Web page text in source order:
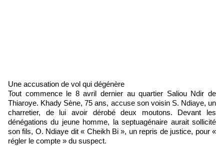
Une accusation de vol qui dégénère
Tout commence le 8 avril dernier au quartier Saliou Ndir de
Thiaroye. Khady Sène, 75 ans, accuse son voisin S. Ndiaye, un
charretier, de lui avoir dérobé deux moutons. Devant les
dénégations du jeune homme, la septuagénaire aurait sollicité
son fils, O. Ndiaye dit « Cheikh Bi », un repris de justice, pour «
régler le compte » du suspect.